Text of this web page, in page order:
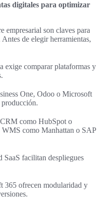
digitales para optimizar
empresarial son claves para
de elegir herramientas,
exige comparar plataformas y
One, Odoo o Microsoft
como HubSpot o
WMS como Manhattan o SAP
SaaS facilitan despliegues
ofrecen modularidad y